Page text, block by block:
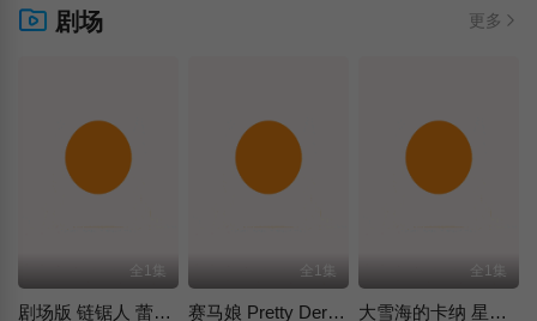
剧场 更多
全1集
剧场版 链锯人 蕾塞篇(正式版)
全1集
赛马娘 Pretty Derby 新时代之门
全1集
大雪海的卡纳 星之贤者